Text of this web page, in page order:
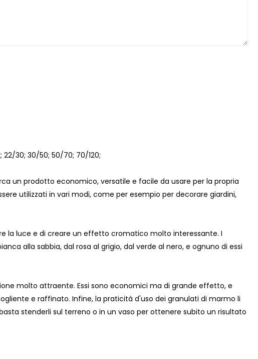
22/30; 30/50; 50/70; 70/120;
un prodotto economico, versatile e facile da usare per la propria
utilizzati in vari modi, come per esempio per decorare giardini,
la luce e di creare un effetto cromatico molto interessante. I
alla sabbia, dal rosa al grigio, dal verde al nero, e ognuno di essi
molto attraente. Essi sono economici ma di grande effetto, e
e raffinato. Infine, la praticità d'uso dei granulati di marmo li
stenderli sul terreno o in un vaso per ottenere subito un risultato